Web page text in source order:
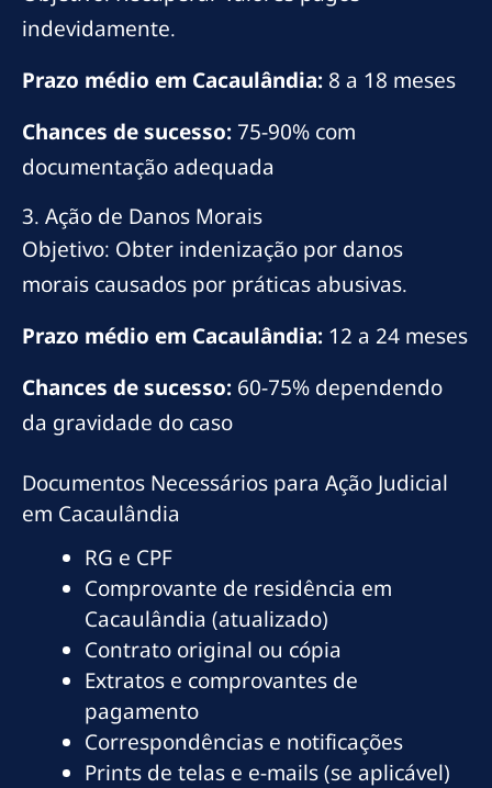
indevidamente.
Prazo médio em Cacaulândia: 8 a 18 meses
Chances de sucesso: 75-90% com
documentação adequada
3. Ação de Danos Morais
Objetivo: Obter indenização por danos
morais causados por práticas abusivas.
Prazo médio em Cacaulândia: 12 a 24 meses
Chances de sucesso: 60-75% dependendo
da gravidade do caso
Documentos Necessários para Ação Judicial
em Cacaulândia
RG e CPF
Comprovante de residência em
Cacaulândia (atualizado)
Contrato original ou cópia
Extratos e comprovantes de
pagamento
Correspondências e notificações
Prints de telas e e-mails (se aplicável)